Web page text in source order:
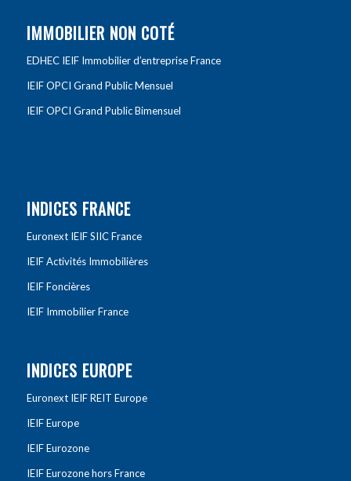
IMMOBILIER NON COTÉ
EDHEC IEIF Immobilier d’entreprise France
IEIF OPCI Grand Public Mensuel
IEIF OPCI Grand Public Bimensuel
INDICES FRANCE
Euronext IEIF SIIC France
IEIF Activités Immobilières
IEIF Foncières
IEIF Immobilier France
INDICES EUROPE
Euronext IEIF REIT Europe
IEIF Europe
IEIF Eurozone
IEIF Eurozone hors France